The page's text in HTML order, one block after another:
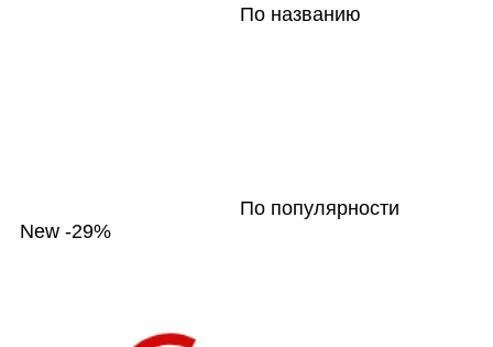
По названию
По популярности
New -29%